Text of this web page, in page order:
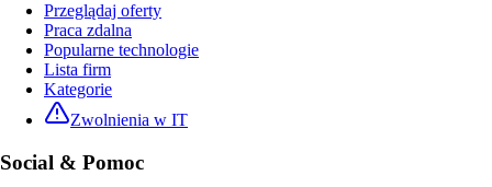
Przeglądaj oferty
Praca zdalna
Popularne technologie
Lista firm
Kategorie
Zwolnienia w IT
Social & Pomoc